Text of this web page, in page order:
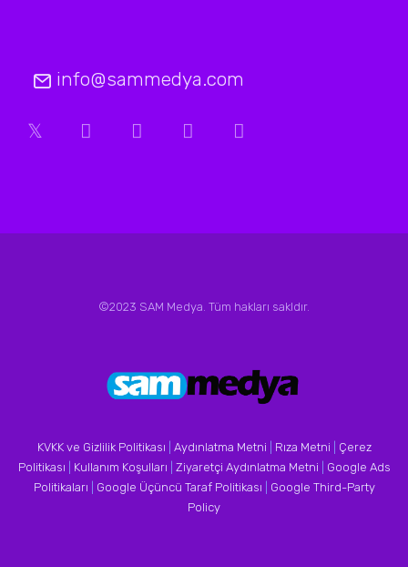
info@sammedya.com
©2023 SAM Medya. Tüm hakları sakldır.
KVKK ve Gizlilik Politikası Aydınlatma Metni Rıza Metni
Çerez
Politikası
Kullanım Koşulları Ziyaretçi Aydınlatma Metni
Google Ads
Politikaları
Google Üçüncü Taraf Politikası
Google Third-Party
Policy